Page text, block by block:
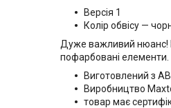
Версія 1
Колір обвісу —
Дуже важливий нюанс!
пофарбовані елементи.
Виготовлений з
Виробництво
товар має